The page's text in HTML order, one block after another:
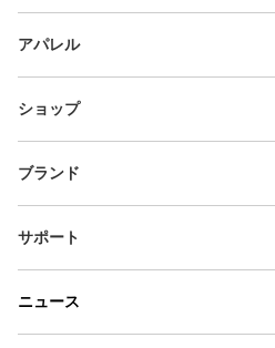
アパレル
ショップ
ブランド
サポート
ニュース